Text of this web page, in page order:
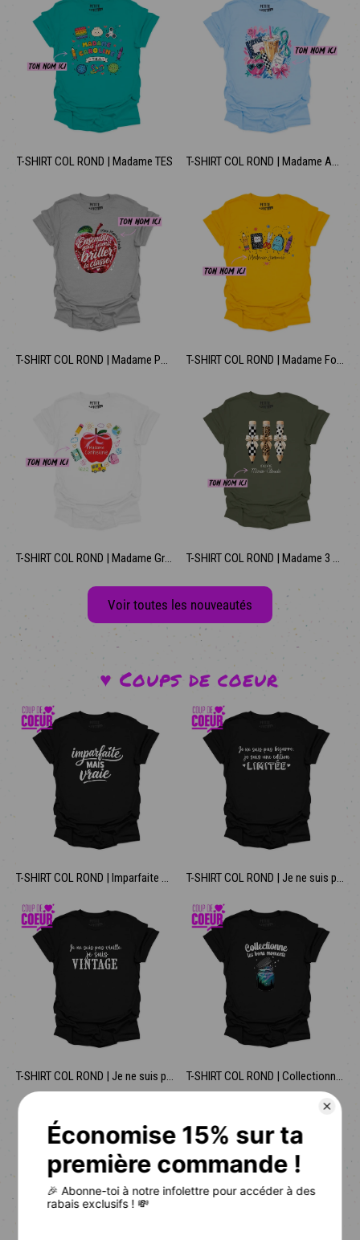
T-SHIRT COL ROND | Madame TES T-SHIRT COL ROND | Madame Aquarelle Scolaire
T-SHIRT COL ROND | Madame Pomme Disco T-SHIRT COL ROND | Madame Fournitures Scolaires
T-SHIRT COL ROND | Madame Grosse Pomme T-SHIRT COL ROND | Madame 3 crayons
Voir toutes les nouveautés
♥️ Coups de coeur
T-SHIRT COL ROND | Imparfaite mais vraie T-SHIRT COL ROND | Je ne suis pas bizarre, je suis une édition limitée
T-SHIRT COL ROND | Je ne suis pas vieille, je suis vintage T-SHIRT COL ROND | Collectionne les bons moments